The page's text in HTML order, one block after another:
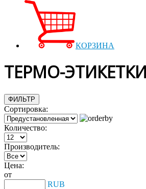
КОРЗИНА
ТЕРМО-ЭТИКЕТКИ
ФИЛЬТР
Сортировка:
Количество:
Производитель:
Цена:
от
RUB